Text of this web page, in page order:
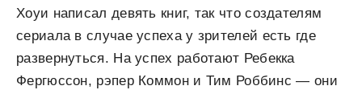
Хоуи написал девять книг, так что создателям
сериала в случае успеха у зрителей есть где
развернуться. На успех работают Ребекка
Фергюссон, рэпер Коммон и Тим Роббинс — они